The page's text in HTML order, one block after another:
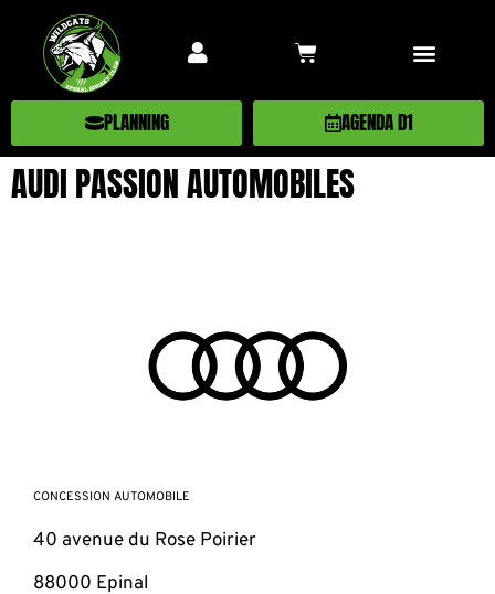
PLANNING AGENDA D1
AUDI PASSION AUTOMOBILES
CONCESSION AUTOMOBILE
40 avenue du Rose Poirier
88000 Epinal